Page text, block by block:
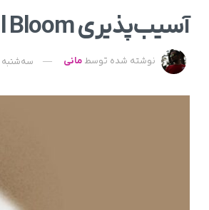
آسیب‌پذیری Ill Bloom می‌تواند کیف پول‌های رمزارزی بیشتری را خالی کند
نوشته شده توسط مانی سه‌شنبه 16 تیر 1405 - 11:05